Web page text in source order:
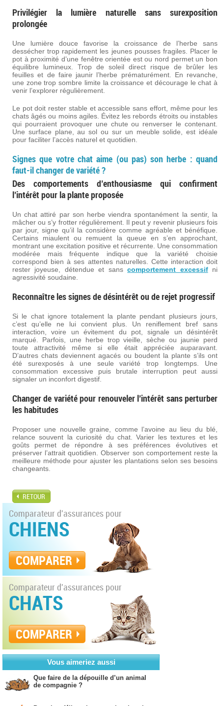
Privilégier la lumière naturelle sans surexposition
prolongée
Une lumière douce favorise la croissance de l’herbe sans
dessécher trop rapidement les jeunes pousses fragiles. Placer le
pot à proximité d’une fenêtre orientée est ou nord permet un bon
équilibre lumineux. Trop de soleil direct risque de brûler les
feuilles et de faire jaunir l’herbe prématurément. En revanche,
une zone trop sombre limite la croissance et décourage le chat à
venir l’explorer régulièrement.
Le pot doit rester stable et accessible sans effort, même pour les
chats âgés ou moins agiles. Évitez les rebords étroits ou instables
qui pourraient provoquer une chute ou renverser le contenant.
Une surface plane, au sol ou sur un meuble solide, est idéale
pour faciliter l’accès naturel et quotidien.
Signes que votre chat aime (ou pas) son herbe : quand
faut-il changer de variété ?
Des comportements d’enthousiasme qui confirment
l’intérêt pour la plante proposée
Un chat attiré par son herbe viendra spontanément la sentir, la
mâcher ou s’y frotter régulièrement. Il peut y revenir plusieurs fois
par jour, signe qu’il la considère comme agréable et bénéfique.
Certains miaulent ou remuent la queue en s’en approchant,
montrant une excitation positive et récurrente. Une consommation
modérée mais fréquente indique que la variété choisie
correspond bien à ses attentes naturelles. Cette interaction doit
rester joyeuse, détendue et sanscomportement excessifni
agressivité soudaine.
Reconnaître les signes de désintérêt ou de rejet progressif
Si le chat ignore totalement la plante pendant plusieurs jours,
c’est qu’elle ne lui convient plus. Un reniflement bref sans
interaction, voire un évitement du pot, signale un désintérêt
marqué. Parfois, une herbe trop vieille, sèche ou jaunie perd
toute attractivité même si elle était appréciée auparavant.
D’autres chats deviennent agacés ou boudent la plante s’ils ont
été surexposés à une seule variété trop longtemps. Une
consommation excessive puis brutale interruption peut aussi
signaler un inconfort digestif.
Changer de variété pour renouveler l’intérêt sans perturber
les habitudes
Proposer une nouvelle graine, comme l’avoine au lieu du blé,
relance souvent la curiosité du chat. Varier les textures et les
goûts permet de répondre à ses préférences évolutives et
préserver l’attrait quotidien. Observer son comportement reste la
meilleure méthode pour ajuster les plantations selon ses besoins
changeants.
RETOUR
Comparateur d'assurances pour
CHIENS
COMPARER
Comparateur d'assurances pour
CHATS
COMPARER
Vous aimeriez aussi
Que faire de la dépouille d’un animal
de compagnie ?